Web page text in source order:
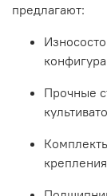
предлагают:
Прочные